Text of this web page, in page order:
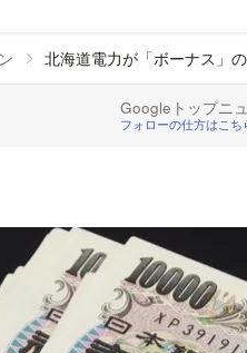
北海道電力が「ボーナス」
Googleトップニ
フォローの仕方はこち